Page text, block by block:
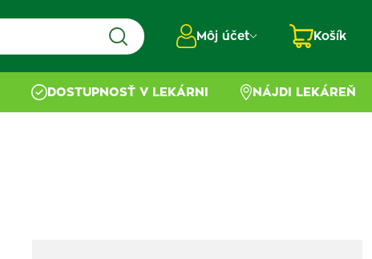
Môj účet Košík
DOSTUPNOSŤ V LEKÁRNI NÁJDI LEKÁREŇ